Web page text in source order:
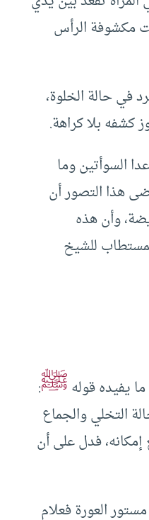
مكشوفة الرأس
في حالة الخلوة،
كشفه بلا كراهة.
السوأتين وما
هذا التصور أن
وأن هذه
للشيخ
يفيده قولهﷺ:
التخلي والجماع
إمكانه، فدل على أن
العورة فعلام